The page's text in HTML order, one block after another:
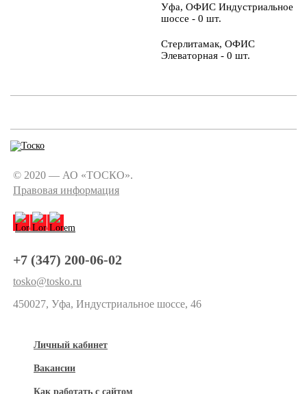
Уфа, ОФИС Индустриальное
шоссе - 0 шт.
Стерлитамак, ОФИС
Элеваторная - 0 шт.
© 2020 — АО «ТОСКО».
Правовая информация
+7 (347) 200-06-02
tosko@tosko.ru
450027, Уфа, Индустриальное шоссе, 46
Личный кабинет
Вакансии
Как работать с сайтом